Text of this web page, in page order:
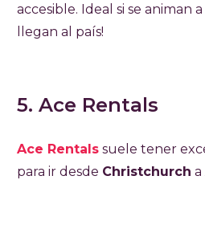
accesible. Ideal si se animan
llegan al país!
5. Ace Rentals
Ace Rentals suele tener
para ir desde Christchurch a